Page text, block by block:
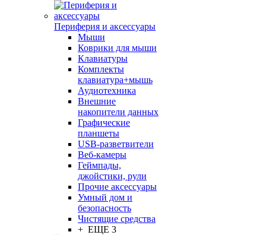
Периферия и аксессуары
Мыши
Коврики для мыши
Клавиатуры
Комплекты
клавиатура+мышь
Аудиотехника
Внешние
накопители данных
Графические
планшеты
USB-разветвители
Веб-камеры
Геймпады,
джойстики, рули
Прочие аксессуары
Умный дом и
безопасность
Чистящие средства
+ ЕЩЕ 3